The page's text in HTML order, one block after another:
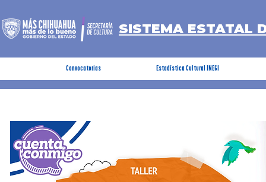
SISTEMA ESTATAL
Convocatorias Estadística Cultural INEGI